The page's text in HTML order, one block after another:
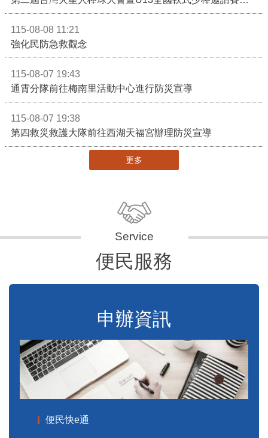
115-08-08 11:21
強化民防急救觀念
115-08-07 19:43
通霄分隊前往梅南里活動中心進行防災宣導
115-08-07 19:38
第四救災救護大隊前往西湖天福宮辦理防災宣導
更多
便民服務
申辦資訊
便民快e通